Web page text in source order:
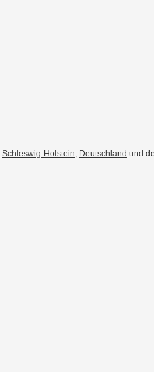
Schleswig-Holstein, Deutschland und